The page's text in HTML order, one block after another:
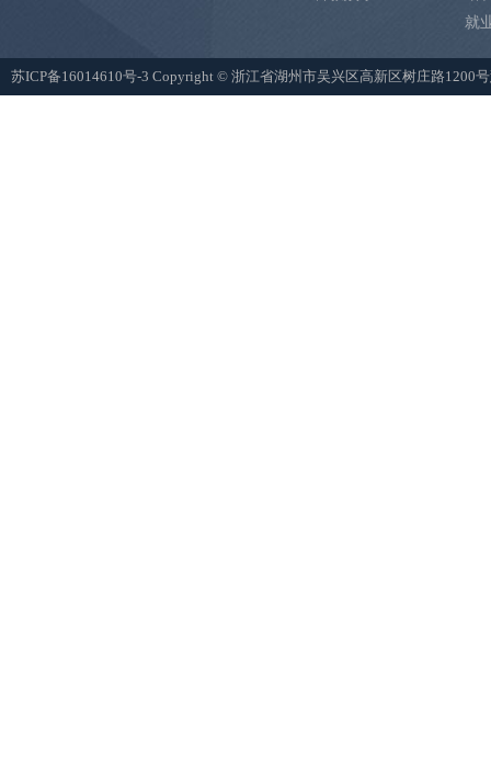
就
苏ICP备16014610号-3 Copyright © 浙江省湖州市吴兴区高新区树庄路